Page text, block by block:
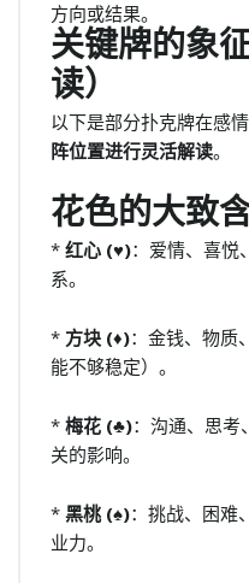
方向或结果。
关键牌的象
读）
以下是部分扑克牌在感
阵位置进行灵活解读。
花色的大致
* 红心 (♥)：爱情、喜悦
系。
* 方块 (♦)：金钱、物质
能不够稳定）。
* 梅花 (♣)：沟通、思考
关的影响。
* 黑桃 (♠)：挑战、困难
业力。